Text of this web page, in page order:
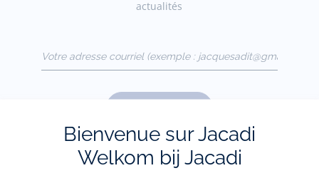
actualités
(exemple :
jacquesadit@gmail.com)
Pour plus d'informations sur vos données personnelles,
Bienvenue sur Jacadi
Welkom bij Jacadi